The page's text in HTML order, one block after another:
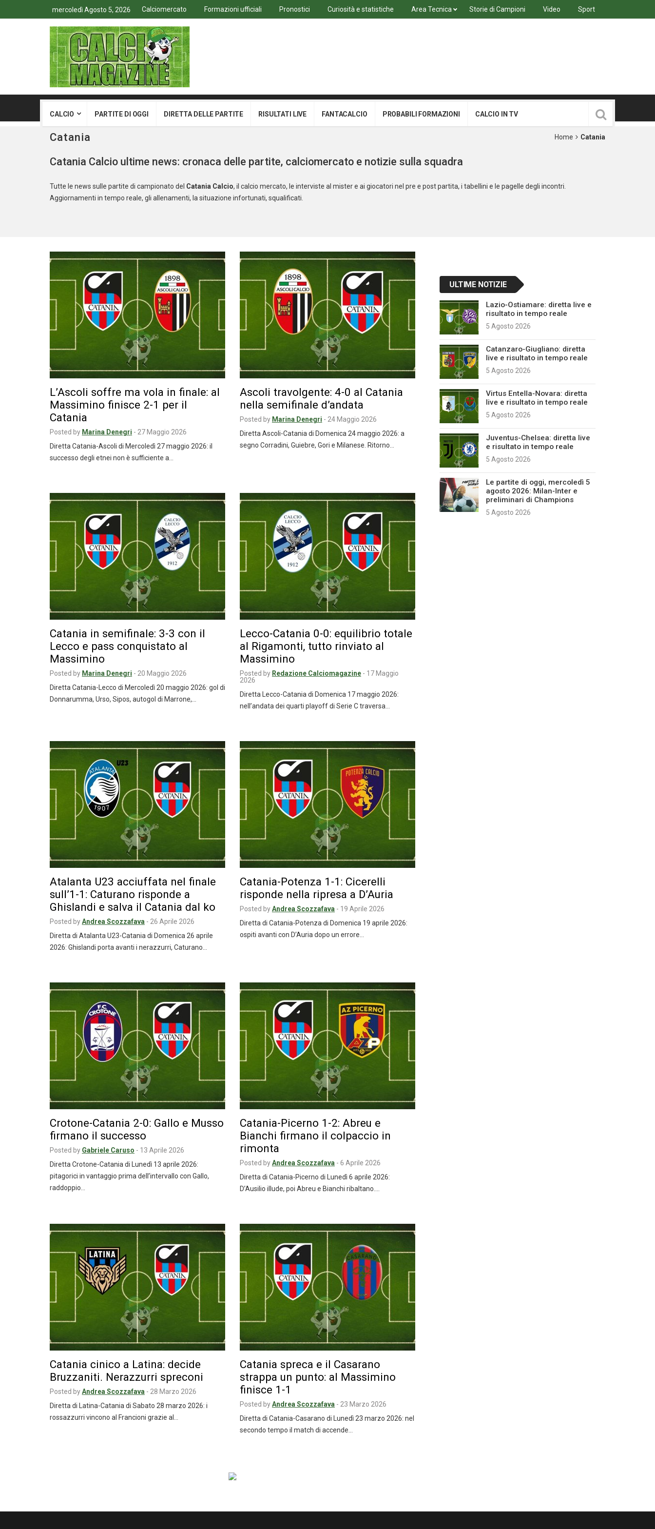
mercoledì Agosto 5, 2026 Calciomercato Formazioni ufficiali Pronostici Curiosità e statistiche Area Tecnica Storie di Campioni Video Sport
CALCIO PARTITE DI OGGI DIRETTA DELLE PARTITE RISULTATI LIVE FANTACALCIO PROBABILI FORMAZIONI CALCIO IN TV
Catania Home Catania
Catania Calcio ultime news: cronaca delle partite, calciomercato e notizie sulla squadra
Tutte le news sulle partite di campionato del Catania Calcio, il calcio mercato, le interviste al mister e ai giocatori nel pre e post partita, i tabellini e le pagelle degli incontri.
Aggiornamenti in tempo reale, gli allenamenti, la situazione infortunati, squalificati.
L’Ascoli soffre ma vola in finale: al
Massimino finisce 2-1 per il
Catania
Posted by Marina Denegri - 27 Maggio 2026
Diretta Catania-Ascoli di Mercoledì 27 maggio 2026: il
successo degli etnei non è sufficiente a…
Ascoli travolgente: 4-0 al Catania
nella semifinale d’andata
Posted by Marina Denegri - 24 Maggio 2026
Diretta Ascoli-Catania di Domenica 24 maggio 2026: a
segno Corradini, Guiebre, Gori e Milanese. Ritorno…
Catania in semifinale: 3-3 con il
Lecco e pass conquistato al
Massimino
Posted by Marina Denegri - 20 Maggio 2026
Diretta Catania-Lecco di Mercoledì 20 maggio 2026: gol di
Donnarumma, Urso, Sipos, autogol di Marrone,…
Lecco-Catania 0-0: equilibrio totale
al Rigamonti, tutto rinviato al
Massimino
Posted by Redazione Calciomagazine - 17 Maggio
2026
Diretta Lecco-Catania di Domenica 17 maggio 2026:
nell’andata dei quarti playoff di Serie C traversa…
Atalanta U23 acciuffata nel finale
sull’1-1: Caturano risponde a
Ghislandi e salva il Catania dal ko
Posted byAndrea Scozzafava - 26 Aprile 2026
Diretta di Atalanta U23-Catania di Domenica 26 aprile
2026: Ghislandi porta avanti i nerazzurri, Caturano…
Catania-Potenza 1-1: Cicerelli
risponde nella ripresa a D’Auria
Posted byAndrea Scozzafava - 19 Aprile 2026
Diretta di Catania-Potenza di Domenica 19 aprile 2026:
ospiti avanti con D’Auria dopo un errore…
Crotone-Catania 2-0: Gallo e Musso
firmano il successo
Posted by Gabriele Caruso - 13 Aprile 2026
Diretta Crotone-Catania di Lunedì 13 aprile 2026:
pitagorici in vantaggio prima dell’intervallo con Gallo,
raddoppio…
Catania-Picerno 1-2: Abreu e
Bianchi firmano il colpaccio in
rimonta
Posted byAndrea Scozzafava - 6 Aprile 2026
Diretta di Catania-Picerno di Lunedì 6 aprile 2026:
D’Ausilio illude, poi Abreu e Bianchi ribaltano.…
Catania cinico a Latina: decide
Bruzzaniti. Nerazzurri spreconi
Posted byAndrea Scozzafava - 28 Marzo 2026
Diretta di Latina-Catania di Sabato 28 marzo 2026: i
rossazzurri vincono al Francioni grazie al…
Catania spreca e il Casarano
strappa un punto: al Massimino
finisce 1-1
Posted byAndrea Scozzafava - 23 Marzo 2026
Diretta di Catania-Casarano di Lunedì 23 marzo 2026: nel
secondo tempo il match di accende…
ULTIME NOTIZIE
Lazio-Ostiamare: diretta live e
risultato in tempo reale
5 Agosto 2026
Catanzaro-Giugliano: diretta
live e risultato in tempo reale
5 Agosto 2026
Virtus Entella-Novara: diretta
live e risultato in tempo reale
5 Agosto 2026
Juventus-Chelsea: diretta live
e risultato in tempo reale
5 Agosto 2026
Le partite di oggi, mercoledì 5
agosto 2026: Milan-Inter e
preliminari di Champions
5 Agosto 2026